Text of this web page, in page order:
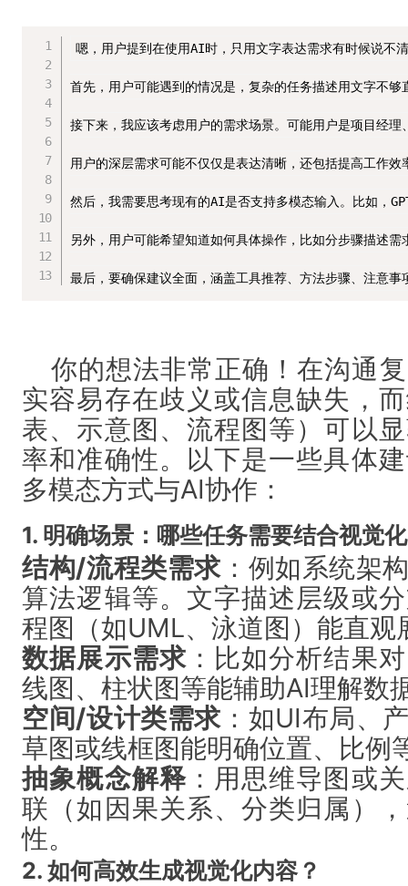
嗯，用户提到在使用AI时，只用文字表达需求有时候说不
首先，用户可能遇到的情况是，复杂的任务描述用文字不
接下来，我应该考虑用户的需求场景。可能用户是项目经
用户的深层需求可能不仅仅是表达清晰，还包括提高工作
然后，我需要思考现有的AI是否支持多模态输入。比如，
另外，用户可能希望知道如何具体操作，比如分步骤描述
最后，要确保建议全面，涵盖工具推荐、方法步骤、注意
你的想法非常正确！在沟通
实容易存在歧义或信息缺失，
表、示意图、流程图等）可以
率和准确性。以下是一些具体
多模态方式与AI协作：
1. 明确场景：哪些任务需要结合视觉
结构/流程类需求：例如系统架
算法逻辑等。文字描述层级或
程图（如UML、泳道图）能直观
数据展示需求：比如分析结果
线图、柱状图等能辅助AI理解数
空间/设计类需求：如UI布局、
草图或线框图能明确位置、比例
抽象概念解释：用思维导图或
联（如因果关系、分类归属）
性。
2. 如何高效生成视觉化内容？